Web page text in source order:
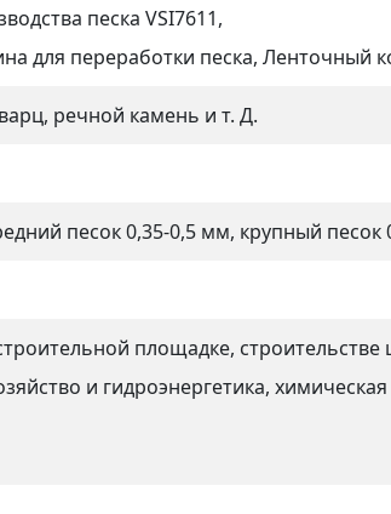
песка VSI7611,
для переработки песка, Ленточный
речной камень и т. Д.
песок 0,35-0,5 мм, крупный песок
площадке, строительстве
и гидроэнергетика,